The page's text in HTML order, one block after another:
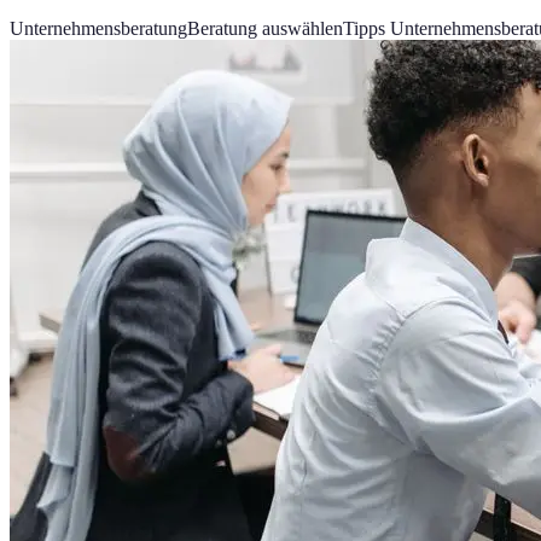
UnternehmensberatungBeratung auswählenTipps